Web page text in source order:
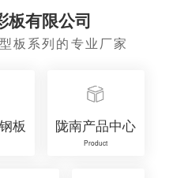
板有限公司
板系列的专业厂家
板 陇南产品中心
Product